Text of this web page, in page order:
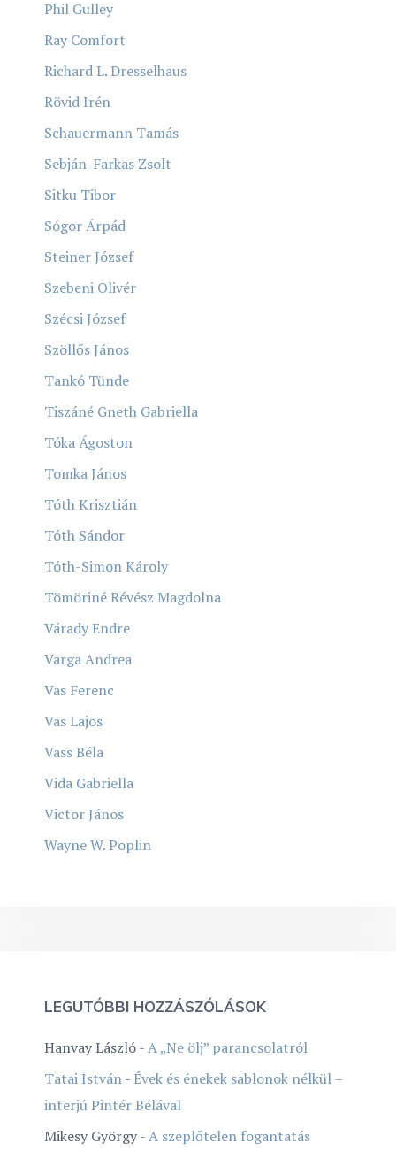
Phil Gulley
Ray Comfort
Richard L. Dresselhaus
Rövid Irén
Schauermann Tamás
Sebján-Farkas Zsolt
Sitku Tibor
Sógor Árpád
Steiner József
Szebeni Olivér
Szécsi József
Szöllős János
Tankó Tünde
Tiszáné Gneth Gabriella
Tóka Ágoston
Tomka János
Tóth Krisztián
Tóth Sándor
Tóth-Simon Károly
Tömöriné Révész Magdolna
Várady Endre
Varga Andrea
Vas Ferenc
Vas Lajos
Vass Béla
Vida Gabriella
Victor János
Wayne W. Poplin
LEGUTÓBBI HOZZÁSZÓLÁSOK
Hanvay László-A „Ne ölj” parancsolatról
Tatai István- Évek és énekek sablonok nélkül –
interjú Pintér Bélával
Mikesy György-A szeplőtelen fogantatás